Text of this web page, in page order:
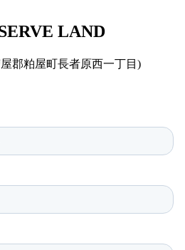
LAND
郡粕屋町長者原西一丁目)